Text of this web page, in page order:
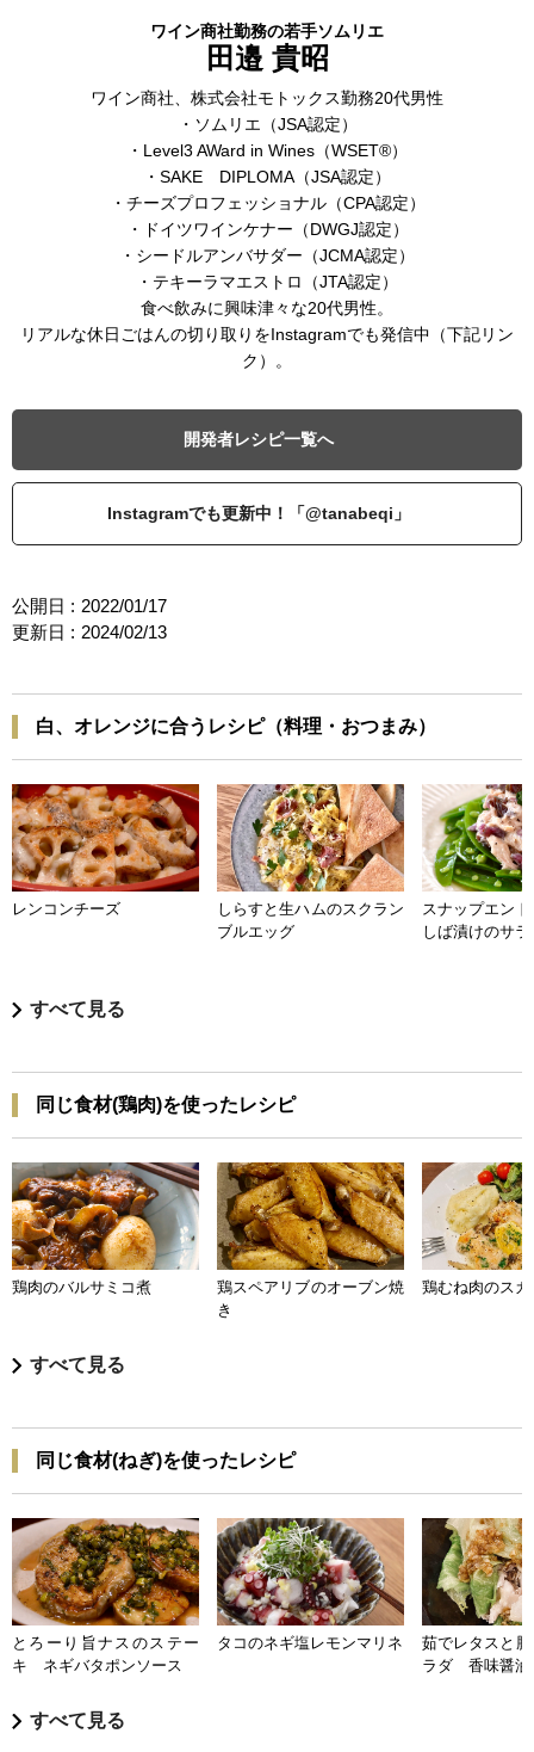
ワイン商社勤務の若手ソムリエ
田邉 貴昭
ワイン商社、株式会社モトックス勤務20代男性
・ソムリエ（JSA認定）
・Level3 AWard in Wines（WSET®）
・SAKE DIPLOMA（JSA認定）
・チーズプロフェッショナル（CPA認定）
・ドイツワインケナー（DWGJ認定）
・シードルアンバサダー（JCMA認定）
・テキーラマエストロ（JTA認定）
食べ飲みに興味津々な20代男性。
リアルな休日ごはんの切り取りをInstagramでも発信中（下記リン
ク）。
開発者レシピ一覧へ
Instagramでも更新中！「@tanabeqi」
公開日 : 2022/01/17
更新日 : 2024/02/13
白、オレンジに合うレシピ（料理・おつまみ）
レンコンチーズ
しらすと生ハムのスクラン
ブルエッグ
スナップエン
しば漬けのサラ
すべて見る
同じ食材(鶏肉)を使ったレシピ
鶏肉のバルサミコ煮
鶏スペアリブのオーブン焼
き
鶏むね肉のス
すべて見る
同じ食材(ねぎ)を使ったレシピ
とろーり旨ナスのステー
キ ネギバタポンソース
タコのネギ塩レモンマリネ
茹でレタスと
ラダ 香味醤油
すべて見る